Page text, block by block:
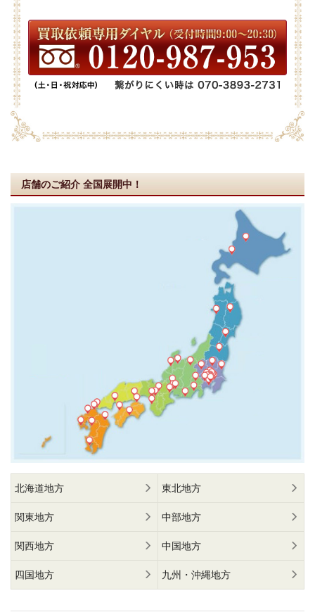
店舗のご紹介 全国展開中！
北海道地方 東北地方
関東地方 中部地方
関西地方 中国地方
四国地方 九州・沖縄地方